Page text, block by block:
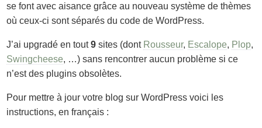
se font avec aisance grâce au nouveau système de thèmes
où ceux-ci sont séparés du code de WordPress.
J’ai upgradé en tout9 sites (dont Rousseur, Escalope, Plop,
Swingcheese, …) sans rencontrer aucun problème si ce
n’est des plugins obsolètes.
Pour mettre à jour votre blog sur WordPress voici les
instructions, en français :